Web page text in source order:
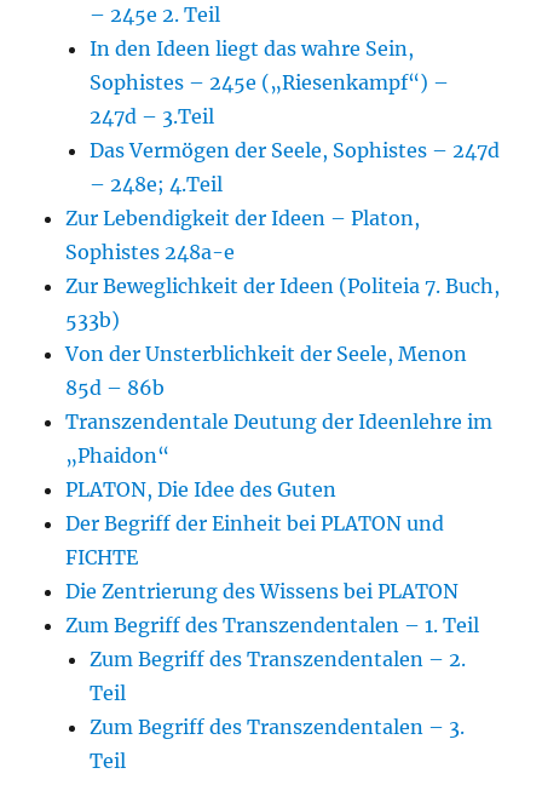
– 245e 2. Teil
In den Ideen liegt das wahre Sein,
Sophistes – 245e („Riesenkampf“) –
247d – 3.Teil
Das Vermögen der Seele, Sophistes – 247d
– 248e; 4.Teil
Zur Lebendigkeit der Ideen – Platon,
Sophistes 248a-e
Zur Beweglichkeit der Ideen (Politeia 7. Buch,
533b)
Von der Unsterblichkeit der Seele, Menon
85d – 86b
Transzendentale Deutung der Ideenlehre im
„Phaidon“
PLATON, Die Idee des Guten
Der Begriff der Einheit bei PLATON und
FICHTE
Die Zentrierung des Wissens bei PLATON
Zum Begriff des Transzendentalen – 1. Teil
Zum Begriff des Transzendentalen – 2.
Teil
Zum Begriff des Transzendentalen – 3.
Teil